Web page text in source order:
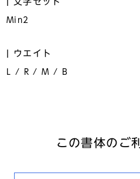
Min2
ウエイト
L / R / M / B
この書体のご